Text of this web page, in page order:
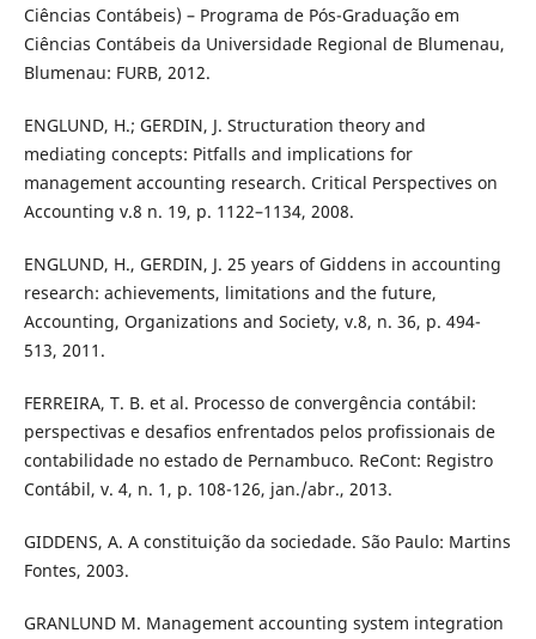
Ciências Contábeis) – Programa de Pós-Graduação em
Ciências Contábeis da Universidade Regional de Blumenau,
Blumenau: FURB, 2012.
ENGLUND, H.; GERDIN, J. Structuration theory and
mediating concepts: Pitfalls and implications for
management accounting research. Critical Perspectives on
Accounting v.8 n. 19, p. 1122–1134, 2008.
ENGLUND, H., GERDIN, J. 25 years of Giddens in accounting
research: achievements, limitations and the future,
Accounting, Organizations and Society, v.8, n. 36, p. 494-
513, 2011.
FERREIRA, T. B. et al. Processo de convergência contábil:
perspectivas e desafios enfrentados pelos profissionais de
contabilidade no estado de Pernambuco. ReCont: Registro
Contábil, v. 4, n. 1, p. 108-126, jan./abr., 2013.
GIDDENS, A. A constituição da sociedade. São Paulo: Martins
Fontes, 2003.
GRANLUND M. Management accounting system integration